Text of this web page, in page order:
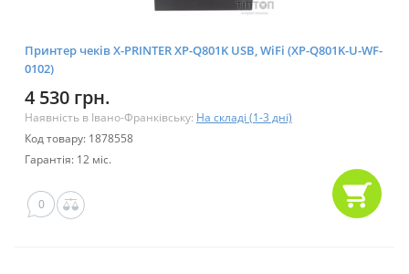
Принтер чеків X-PRINTER XP-Q801K USB, WiFi (XP-Q801K-U-WF-
0102)
4 530 грн.
Наявність в Івано-Франківську: На складі (1-3 дні)
Код товару: 1878558
Гарантія: 12 міс.
0